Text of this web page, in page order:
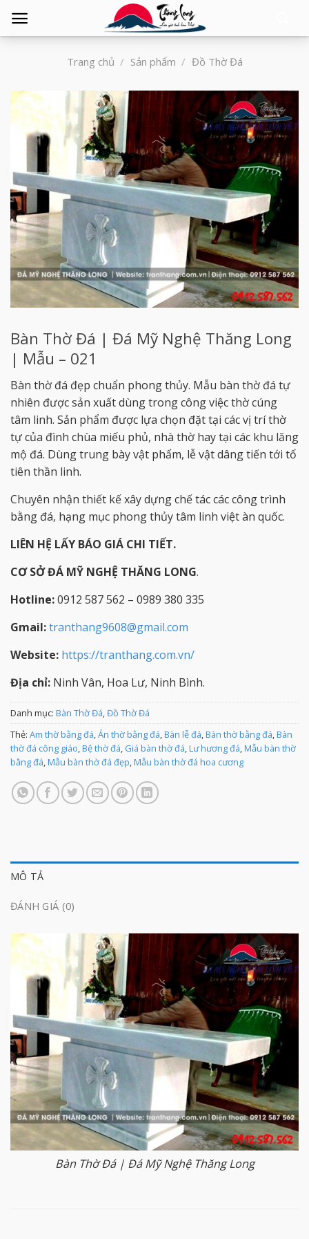
Trang chủ / Sản phẩm / Đồ Thờ Đá
Bàn Thờ Đá | Đá Mỹ Nghệ Thăng Long
| Mẫu – 021
Bàn thờ đá đẹp chuẩn phong thủy. Mẫu bàn thờ đá tự
nhiên được sản xuất dùng trong công việc thờ cúng
tâm linh. Sản phẩm được lựa chọn đặt tại các vị trí thờ
tự của đình chùa miếu phủ, nhà thờ hay tại các khu lăng
mộ đá. Dùng trung bày vật phẩm, lễ vật dâng tiến tới tổ
tiên thần linh.
Chuyên nhận thiết kế xây dựng chế tác các công trình
bằng đá, hạng mục phong thủy tâm linh việt àn quốc.
LIÊN HỆ LẤY BÁO GIÁ CHI TIẾT.
CƠ SỞ ĐÁ MỸ NGHỆ THĂNG LONG.
Hotline:0912 587 562 – 0989 380 335
Gmail:tranthang9608@gmail.com
Website: https://tranthang.com.vn/
Địa chỉ: Ninh Vân, Hoa Lư, Ninh Bình.
Danh mục: Bàn Thờ Đá,Đồ Thờ Đá
Thẻ: Am thờ bằng đá,Án thờ bằng đá,Bàn lễ đá,Bàn thờ bằng đá,Bàn
thờ đá công giáo,Bệ thờ đá, Giá bàn thờ đá,Lư hương đá,Mẫu bàn thờ
bằng đá,Mẫu bàn thờ đá đẹp,Mẫu bàn thờ đá hoa cương
MÔ TẢ
ĐÁNH GIÁ (0)
Bàn Thờ Đá | Đá Mỹ Nghệ Thăng Long